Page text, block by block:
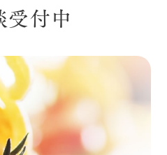
受付中